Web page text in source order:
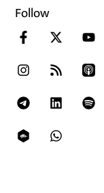
Follow